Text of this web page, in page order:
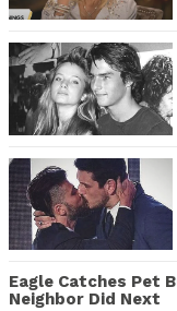
Eagle Catches Pet
Neighbor Did Next